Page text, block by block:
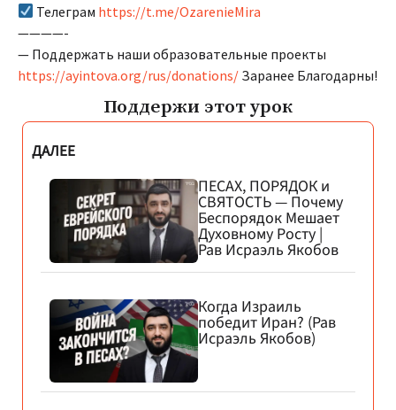
Телеграм https://t.me/OzarenieMira
————-
— Поддержать наши образовательные проекты
https://ayintova.org/rus/donations/ Заранее Благодарны!
Поддержи этот урок
ДАЛЕЕ
ПЕСАХ, ПОРЯДОК и
СВЯТОСТЬ — Почему
Беспорядок Мешает
Духовному Росту |
Рав Исраэль Якобов
Когда Израиль
победит Иран? (Рав
Исраэль Якобов)